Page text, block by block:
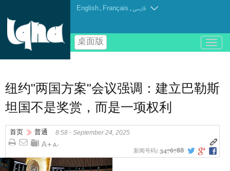
English . Français .فارسی
桌面版
باز
و
منو
纽约"两国方案"会议强调：建立巴勒斯
坦国不是奖赏，而是一项权利
首页 普通 8:58 - September 24, 2025
新闻号码: 3476788